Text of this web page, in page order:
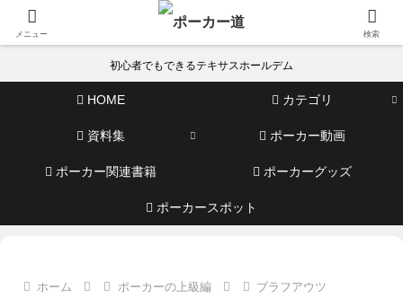
初心者でもできるテキサスホールデム
HOME カテゴリ
資料集 ポーカー動画
ポーカー関連書籍 ポーカーグッズ
ポーカースポット
ホーム ポーカーの上級編 ブラフアウツ
メニュー 検索